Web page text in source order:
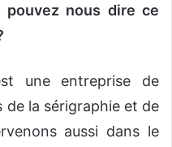
pouvez nous dire ce
une entreprise de
de la sérigraphie et de
aussi dans le